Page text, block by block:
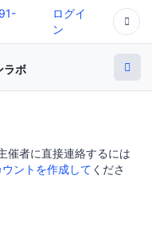
ログイ
ン
ラボ
催者に直接連絡するには
ウントを作成して くださ